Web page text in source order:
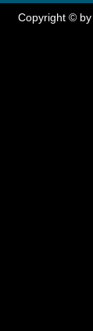
Copyright © by